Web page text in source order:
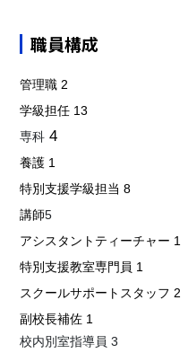
職員構成
管理職 2
学級担任 13
専科 4
養護 1
特別支援学級担当 8
講師5
アシスタントティーチャー 1
特別支援教室専門員 1
スクールサポートスタッフ 2
副校長補佐 1
校内別室指導員 3